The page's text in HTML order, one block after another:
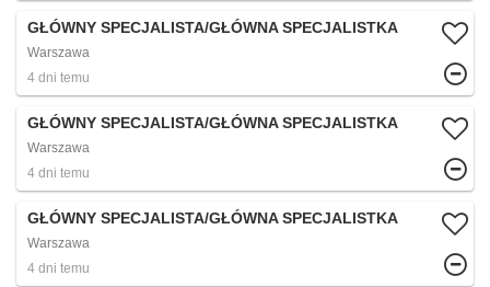
GŁÓWNY SPECJALISTA/GŁÓWNA SPECJALISTKA
Warszawa
4 dni temu
GŁÓWNY SPECJALISTA/GŁÓWNA SPECJALISTKA
Warszawa
4 dni temu
GŁÓWNY SPECJALISTA/GŁÓWNA SPECJALISTKA
Warszawa
4 dni temu